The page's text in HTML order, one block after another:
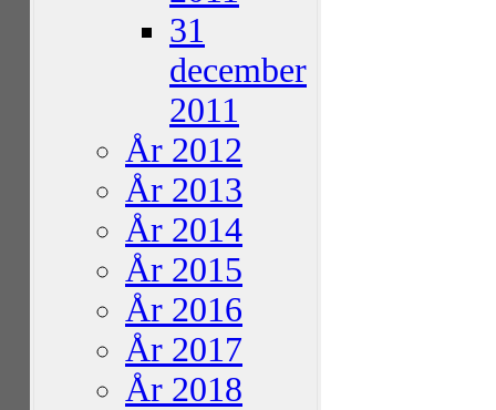
31
december
2011
År 2012
År 2013
År 2014
År 2015
År 2016
År 2017
År 2018